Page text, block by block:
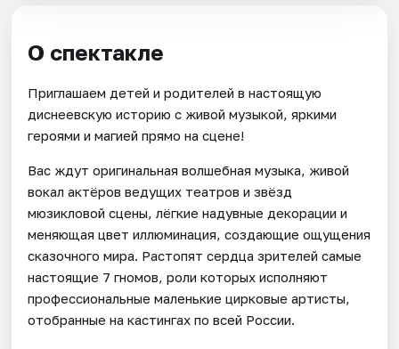
О спектакле
Приглашаем детей и родителей в настоящую
диснеевскую историю с живой музыкой, яркими
героями и магией прямо на сцене!
Вас ждут оригинальная волшебная музыка, живой
вокал актёров ведущих театров и звёзд
мюзикловой сцены, лёгкие надувные декорации и
меняющая цвет иллюминация, создающие ощущения
сказочного мира. Растопят сердца зрителей самые
настоящие 7 гномов, роли которых исполняют
профессиональные маленькие цирковые артисты,
отобранные на кастингах по всей России.